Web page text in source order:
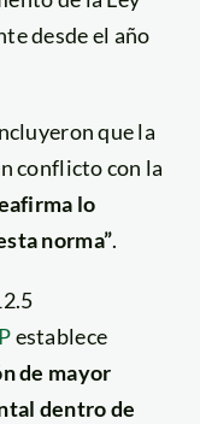
desde el año
que la
conflicto con la
lo
norma”.
establece
de mayor
dentro de